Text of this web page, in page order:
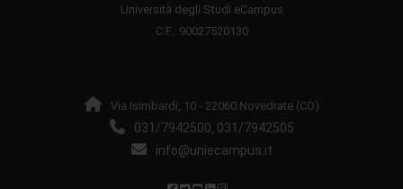
Università degli Studi eCampus
C.F.: 90027520130
Via Isimbardi, 10 - 22060 Novedrate (CO)
031/7942500, 031/7942505
info@uniecampus.it